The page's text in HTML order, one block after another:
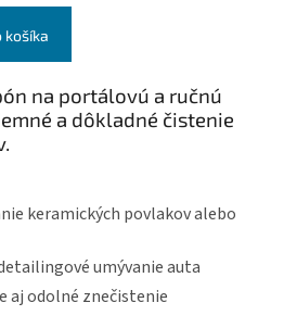
košíka
na portálovú a ručnú
a dôkladné čistenie
keramických povlakov alebo
umývanie auta
aj odolné znečistenie